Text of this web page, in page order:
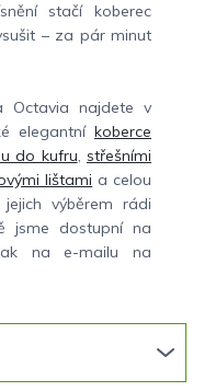
stačí koberec
– za pár minut
Octavia najdete v
elegantní koberce
do kufru,střešními
lištami a celou
výběrem rádi
jsme dostupní na
na e-mailu na